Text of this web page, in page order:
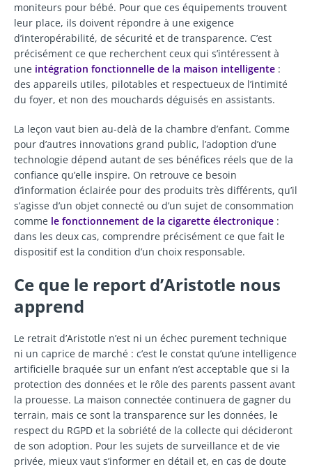
moniteurs pour bébé. Pour que ces équipements trouvent
leur place, ils doivent répondre à une exigence
d’interopérabilité, de sécurité et de transparence. C’est
précisément ce que recherchent ceux qui s’intéressent à
une intégration fonctionnelle de la maison intelligente :
des appareils utiles, pilotables et respectueux de l’intimité
du foyer, et non des mouchards déguisés en assistants.
La leçon vaut bien au-delà de la chambre d’enfant. Comme
pour d’autres innovations grand public, l’adoption d’une
technologie dépend autant de ses bénéfices réels que de la
confiance qu’elle inspire. On retrouve ce besoin
d’information éclairée pour des produits très différents, qu’il
s’agisse d’un objet connecté ou d’un sujet de consommation
comme le fonctionnement de la cigarette électronique :
dans les deux cas, comprendre précisément ce que fait le
dispositif est la condition d’un choix responsable.
Ce que le report d’Aristotle nous
apprend
Le retrait d’Aristotle n’est ni un échec purement technique
ni un caprice de marché : c’est le constat qu’une intelligence
artificielle braquée sur un enfant n’est acceptable que si la
protection des données et le rôle des parents passent avant
la prouesse. La maison connectée continuera de gagner du
terrain, mais ce sont la transparence sur les données, le
respect du RGPD et la sobriété de la collecte qui décideront
de son adoption. Pour les sujets de surveillance et de vie
privée, mieux vaut s’informer en détail et, en cas de doute